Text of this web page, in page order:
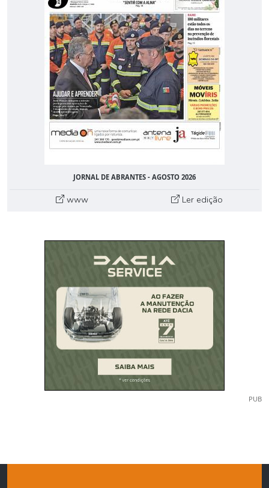
JORNAL DE ABRANTES - AGOSTO 2026
www Ler edição
PUB